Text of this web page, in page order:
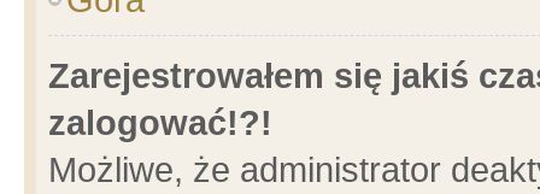
Zarejestrowałem się jakiś
zalogować!?!
Możliwe, że administrator